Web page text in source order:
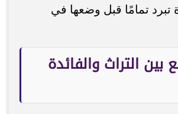
تبرد تمامًا قبل وضعها في
التراث والفائدة